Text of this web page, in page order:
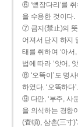
⑥ ‘뻗장다리’를
을 수용한 것이다.
⑦ 금지(禁止)의 뜻
어져서 단지 하지
태를 취하여 ‘아
법에 따라 ‘앗어,
⑧ ‘오똑이’도 명
하였다. ‘오똑하다
⑨ 다만, ‘부주, 사
을 의식하는 경향
(査頓), 삼촌(三寸